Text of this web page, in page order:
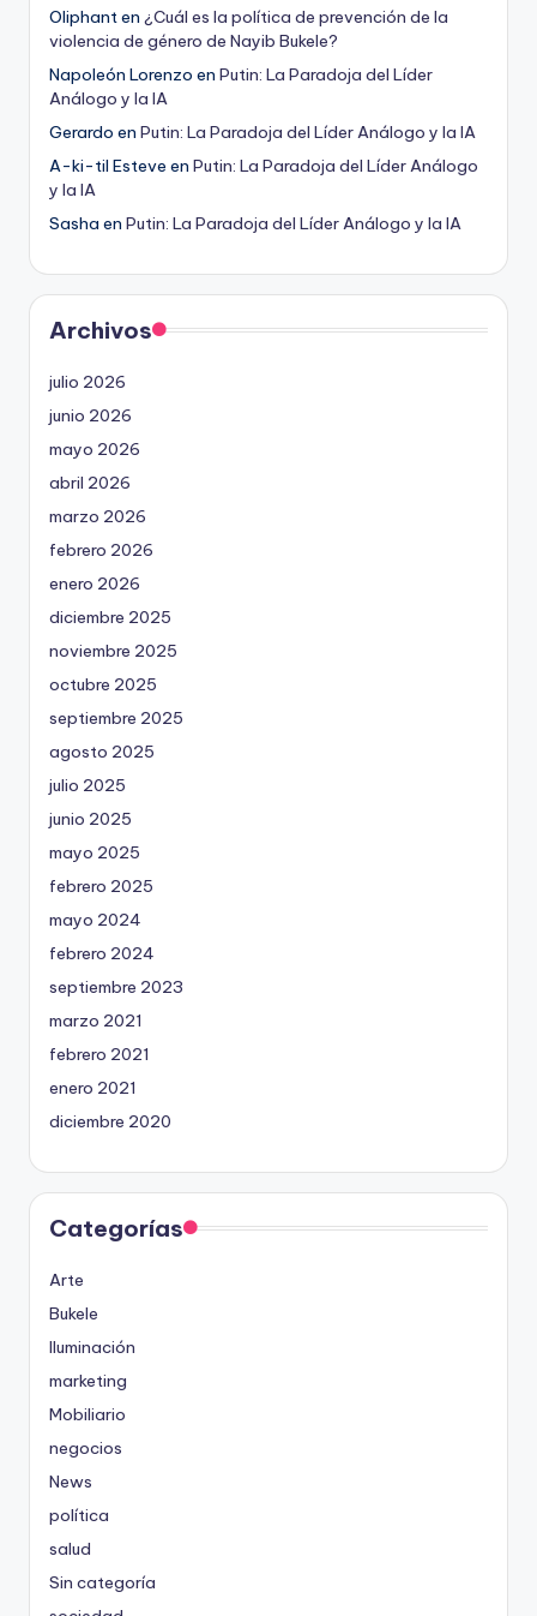
Oliphanten ¿Cuál es la política de prevención de la
violencia de género de Nayib Bukele?
Napoleón Lorenzo en Putin: La Paradoja del Líder
Análogo y la IA
Gerardo en Putin: La Paradoja del Líder Análogo y la IA
A-ki-til Esteve en Putin: La Paradoja del Líder Análogo
y la IA
Sasha en Putin: La Paradoja del Líder Análogo y la IA
Archivos
julio 2026
junio 2026
mayo 2026
abril 2026
marzo 2026
febrero 2026
enero 2026
diciembre 2025
noviembre 2025
octubre 2025
septiembre 2025
agosto 2025
julio 2025
junio 2025
mayo 2025
febrero 2025
mayo 2024
febrero 2024
septiembre 2023
marzo 2021
febrero 2021
enero 2021
diciembre 2020
Categorías
Arte
Bukele
Iluminación
marketing
Mobiliario
negocios
News
política
salud
Sin categoría